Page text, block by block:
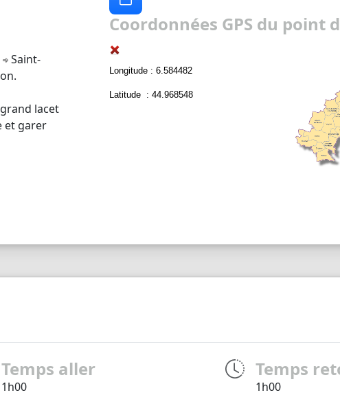
Saint-
lacet
et garer
Coordonnées GPS du point
Longitude : 6.584482
Latitude : 44.968548
Temps aller
1h00
Temps
1h00